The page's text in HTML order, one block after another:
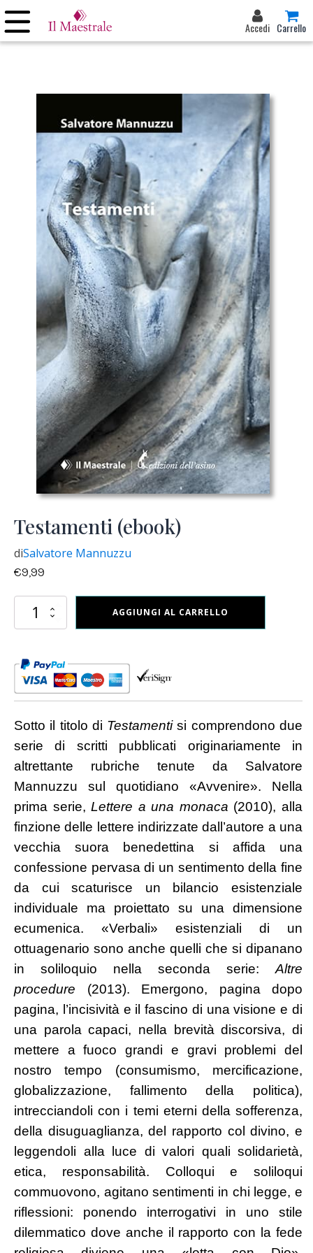
Accedi Carrello
Testamenti (ebook)
diSalvatore Mannuzzu
€9,99
Testamenti
(ebook)
AGGIUNGI AL CARRELLO
Sotto il titolo di Testamentisi comprendono due
serie di scritti pubblicati originariamente in
altrettante rubriche tenute da Salvatore
Mannuzzu sul quotidiano «Avvenire». Nella
prima serie,Lettere a una monaca (2010), alla
finzione delle lettere indirizzate dall’autore a una
vecchia suora benedettina si affida una
confessione pervasa di un sentimento della fine
da cui scaturisce un bilancio esistenziale
individuale ma proiettato su una dimensione
ecumenica. «Verbali» esistenziali di un
ottuagenario sono anche quelli che si dipanano
in soliloquio nella seconda serie: Altre
procedure (2013). Emergono, pagina dopo
pagina, l’incisività e il fascino di una visione e di
una parola capaci, nella brevità discorsiva, di
mettere a fuoco grandi e gravi problemi del
nostro tempo (consumismo, mercificazione,
globalizzazione, fallimento della politica),
intrecciandoli con i temi eterni della sofferenza,
della disuguaglianza, del rapporto col divino, e
leggendoli alla luce di valori quali solidarietà,
etica, responsabilità. Colloqui e soliloqui
commuovono, agitano sentimenti in chi legge, e
riflessioni: ponendo interrogativi in uno stile
dilemmatico dove anche il rapporto con la fede